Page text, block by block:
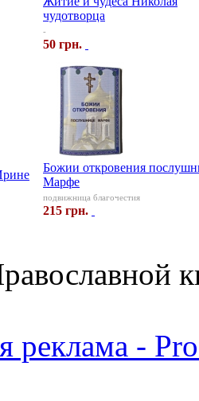
чудотворца
-
50 грн.
Божии откровения
Марфе
подвижница благочестия
215 грн.
реклама -